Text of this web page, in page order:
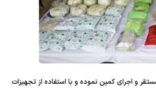
و اجرای کمین نموده و با استفاده از تجهیزات